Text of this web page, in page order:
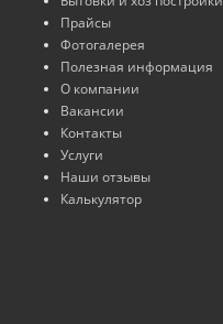
Прайсы
Фотогалерея
Полезная информация
О компании
Вакансии
Контакты
Услуги
Наши отзывы
Калькулятор